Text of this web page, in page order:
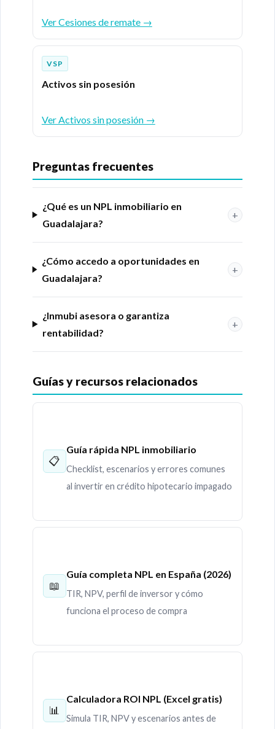
Ver Cesiones de remate →
VSP
Activos sin posesión
Ver Activos sin posesión →
Preguntas frecuentes
¿Qué es un NPL inmobiliario en
Guadalajara?
+
¿Cómo accedo a oportunidades en
Guadalajara?
+
¿Inmubi asesora o garantiza
rentabilidad?
+
Guías y recursos relacionados
📋
Guía rápida NPL inmobiliario
Checklist, escenarios y errores comunes
al invertir en crédito hipotecario impagado
📖
Guía completa NPL en España (2026)
TIR, NPV, perfil de inversor y cómo
funciona el proceso de compra
📊
Calculadora ROI NPL (Excel gratis)
Simula TIR, NPV y escenarios antes de